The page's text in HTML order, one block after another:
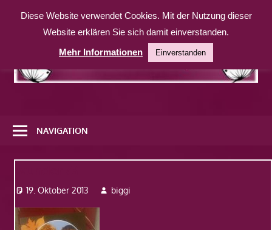
Inhalt
weitere
Website
NAVIGATION
19. Oktober 2013 biggi
Diese Website verwendet Cookies. Mit der Nutzung dieser
Website erklären Sie sich damit einverstanden.
Mehr Informationen
Einverstanden